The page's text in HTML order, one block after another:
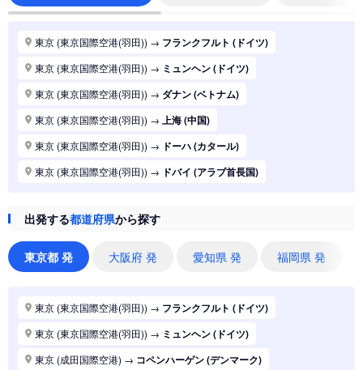
東京 (東京国際空港(羽田)) → フランクフルト (ドイツ)
東京 (東京国際空港(羽田)) → ミュンヘン (ドイツ)
東京 (東京国際空港(羽田)) → ダナン (ベトナム)
東京 (東京国際空港(羽田)) → 上海 (中国)
東京 (東京国際空港(羽田)) → ドーハ (カタール)
東京 (東京国際空港(羽田)) → ドバイ (アラブ首長国)
東京 (東京国際空港(羽田))→
東京 (東京国際空港(羽田)) シドニー (オーストラリア)
東京 (東京国際空港(羽田))
東京 (東京国際空港(羽田)) パリ (フランス)
東京 (東京国際空港(羽田)) ハノイ (ベトナム)
東京 (東京国際空港(羽田)) マニラ (フィリピン)
出発する都道府県から探す
東京都 発 大阪府 発 愛知県 発 福岡県 発
東京 (東京国際空港(羽田)) → フランクフルト (ドイツ)
東京 (東京国際空港(羽田)) → ミュンヘン (ドイツ)
東京 (成田国際空港) → コペンハーゲン (デンマーク)